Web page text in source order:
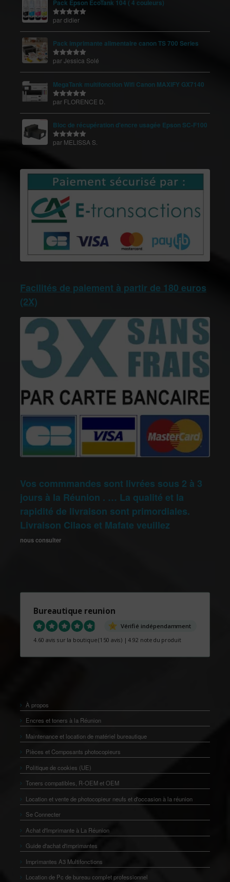
Pack Epson EcoTank 104 ( 4 couleurs)
Note 5sur
par didier
Pack imprimante alimentaire canon TS 700 Series
Note5sur
par Jessica Solé
MegaTank multifonction Wifi Canon MAXIFY GX7140
Note sur
par FLORENCE D.
Bloc de récupération d'encre usagée Epson SC-F100
Note 5sur
par MELISSA S.
Facilités de paiement à partir de 180 euros
(2X)
Vos commmandes sont livrées sous 2 à 3
jours à la Réunion . … La qualité et la
rapidité de livraison sont primordiales.
Livraison Cilaos et Mafate veuillez
nous consulter
Bureautique reunion
Vérifié indépendamment
4.60 avis sur la boutique(150 avis) |4.92 note du produit
À propos
Encres et toners à la Réunion
Maintenance et location de matériel bureautique
Pièces et Composants photocopieurs
Politique de cookies (UE)
Toners compatibles, R-OEM et OEM
Location et vente de photocopieur neufs et d'occasion à la réunion
Se Connecter
Achat d'Imprimante à La Réunion
Guide d'achat d'imprimantes
Imprimantes A3 Multifonctions
Location de Pc de bureau complet professionnel